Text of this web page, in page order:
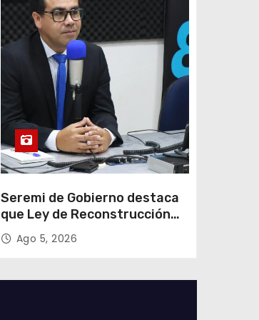
Seremi de Gobierno destaca
que Ley de Reconstrucción
Nacional impulsará la
inversión y el empleo en
Ago 5, 2026